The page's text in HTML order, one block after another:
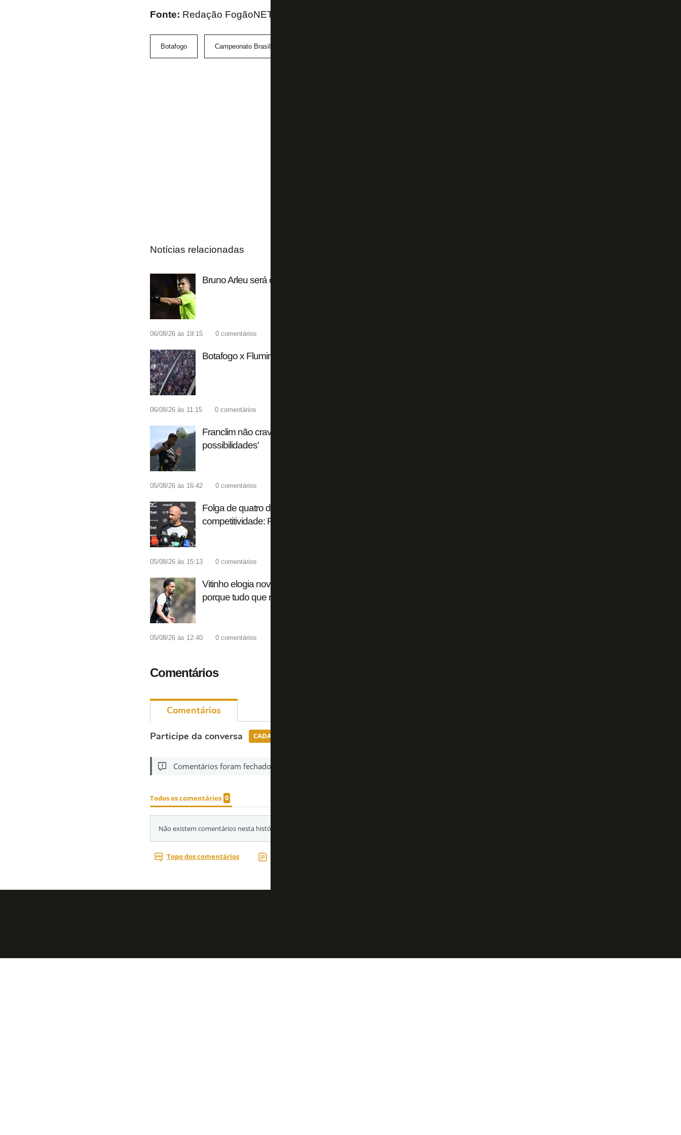
Fonte: Redação FogãoNET
Botafogo Campeonato Brasileiro
Notícias relacionadas
Bruno Arleu será o árbitro de Botafogo x Fluminense pelo Campeonato Brasileiro
06/08/26 às 19:15 0 comentários
Botafogo x Fluminense chega a 15 mil ingressos vendidos de forma antecipada
06/08/26 às 11:15 0 comentários
Franclim não crava substituto de Huguinho em Botafogo x Fluminense: 'Temos duas
possibilidades'
05/08/26 às 16:42 0 comentários
Folga de quatro dias, título brasileiro 'impossível', ambição na Sul-Americana e
competitividade: Franclim abre o jogo no Botafogo
05/08/26 às 15:13 0 comentários
Vitinho elogia nova gestão: 'Sabemos um pouco do plano do Botafogo. Fico feliz
porque tudo que nos falam está acontecendo'
05/08/26 às 12:40 0 comentários
Comentários
redes sociais